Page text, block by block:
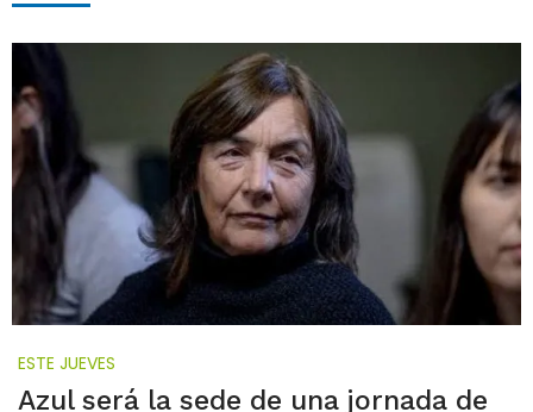
ESTE JUEVES
Azul será la sede de una jornada de